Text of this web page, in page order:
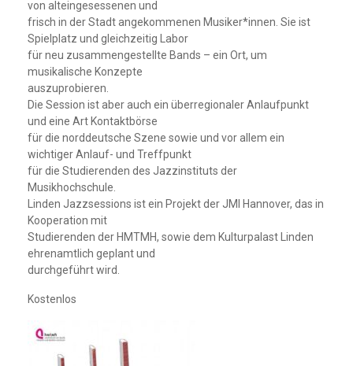
von alteingesessenen und
frisch in der Stadt angekommenen Musiker*innen. Sie ist
Spielplatz und gleichzeitig Labor
für neu zusammengestellte Bands – ein Ort, um
musikalische Konzepte
auszuprobieren.
Die Session ist aber auch ein überregionaler Anlaufpunkt
und eine Art Kontaktbörse
für die norddeutsche Szene sowie und vor allem ein
wichtiger Anlauf- und Treffpunkt
für die Studierenden des Jazzinstituts der
Musikhochschule.
Linden Jazzsessions ist ein Projekt der JMI Hannover, das in
Kooperation mit
Studierenden der HMTMH, sowie dem Kulturpalast Linden
ehrenamtlich geplant und
durchgeführt wird.
Kostenlos